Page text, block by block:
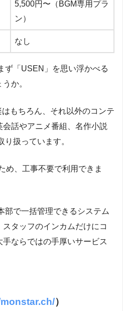
5,500円〜（BGM専用プラ
ン）
なし
ず「USEN」を思い浮かべる
か。
はもちろん、それ以外のコンテ
話やアニメ番組、名作小説
扱っています。
め、工事不要で利用できま
部で一括管理できるシステム
タッフのインカムだけにコ
ならではの手厚いサービス
）